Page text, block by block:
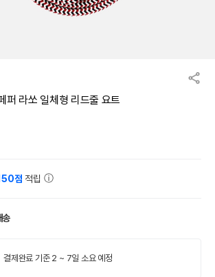
퍼 라쏘 일체형 리드줄 요트
점 적립
송
결제완료 기준 2 ~ 7일 소요 예정